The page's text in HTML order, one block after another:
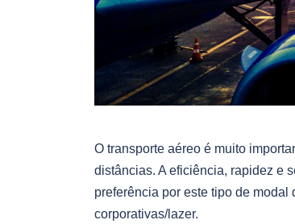
O transporte aéreo é muito
distâncias. A eficiência, rapidez e
preferência por este tipo de
corporativas/lazer.